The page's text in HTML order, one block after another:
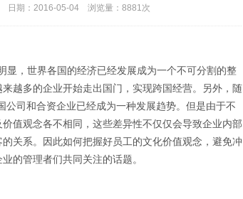
日期：2016-05-04 浏览量：8881次
，世界各国的经济已经发展成为一个不可分割的整
越多的企业开始走出国门，实现跨国经营。另外，随
司和合资企业已经成为一种发展趋势。但是由于不
值观念各不相同，这些差异性不仅仅会导致企业内部
关系。因此如何把握好员工的文化价值观念，避免冲
的管理者们共同关注的话题。